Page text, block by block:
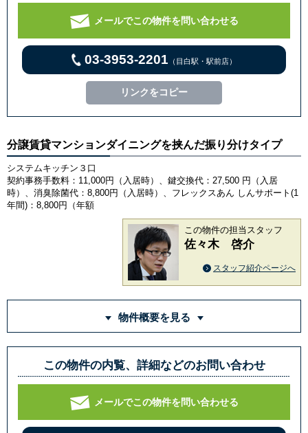
メールでこの物件を問い合わせる
03-3953-2201 （目白駅・駅前店）
リンクをコピー
分譲賃貸マンションダイニングを挟んだ振り分けタイプ
システムキッチン３口
契約事務手数料：11,000円（入居時）、鍵交換代：27,500 円（入居
時）、消臭除菌代：8,800円（入居時）、フレックスあん しんサポート(1
年間)：8,800円（年額
この物件の担当スタッフ
佐々木 啓介
スタッフ紹介ページへ
物件概要を見る
この物件の内覧、詳細などのお問い合わせ
メールでこの物件を問い合わせる